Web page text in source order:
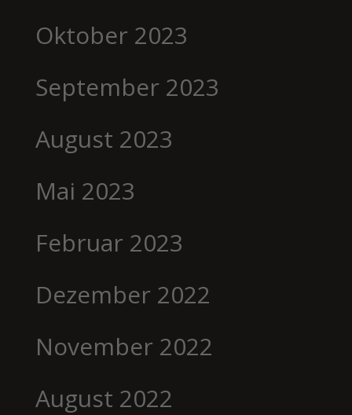
Oktober 2023
September 2023
August 2023
Mai 2023
Februar 2023
Dezember 2022
November 2022
August 2022